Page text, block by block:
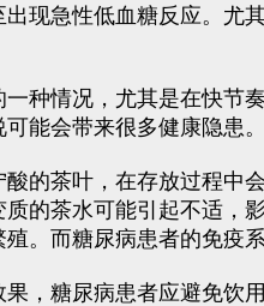
现急性低血糖反应。尤
种情况，尤其是在快
能会带来很多健康隐患。
的茶叶，在存放过程中
的茶水可能引起不适
。而糖尿病患者的免疫
，糖尿病患者应避免饮